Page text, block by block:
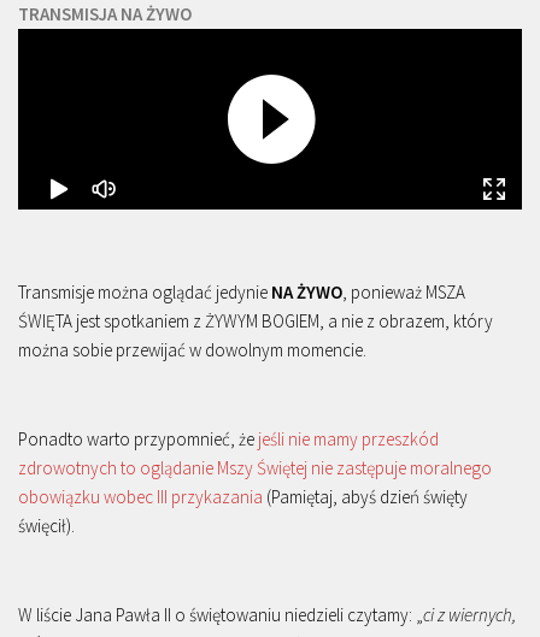
TRANSMISJA NA ŻYWO
Transmisje można oglądać jedynie NA ŻYWO , ponieważ MSZA
ŚWIĘTA jest spotkaniem z ŻYWYM BOGIEM, a nie z obrazem, który
można sobie przewijać w dowolnym momencie.
Ponadto warto przypomnieć, że jeśli nie mamy przeszkód
zdrowotnych to oglądanie Mszy Świętej nie zastępuje moralnego
obowiązku wobec III przykazania (Pamiętaj, abyś dzień święty
święcił).
W liście Jana Pawła II o świętowaniu niedzieli czytamy: „ ci z wiernych,